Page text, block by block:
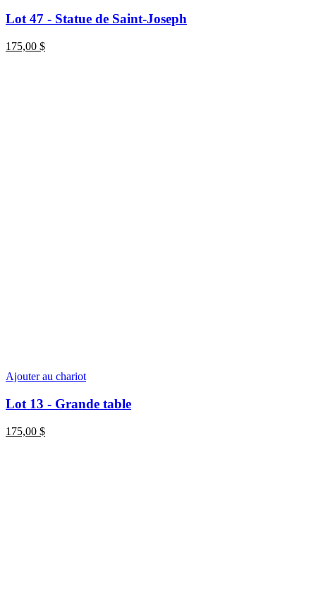
Lot 47 - Statue de Saint-Joseph
175,00 $
Ajouter au chariot
Lot 13 - Grande table
175,00 $